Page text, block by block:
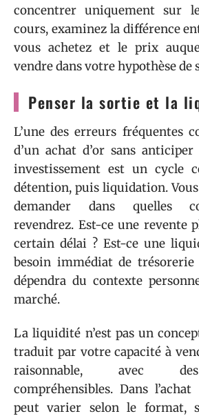
concentrer uniquement sur
cours, examinez la différence
vous achetez et le prix
vendre dans votre hypothèse de
Penser la sortie et la
L’une des erreurs fréquentes
d’un achat d’or sans
investissement est un cycle
détention, puis liquidation.
demander dans quelles
revendrez. Est-ce une revente
certain délai ? Est-ce une
besoin immédiat de trésorerie
dépendra du contexte
marché.
La liquidité n’est pas un
traduit par votre capacité à
raisonnable, avec
compréhensibles. Dans
peut varier selon le format,